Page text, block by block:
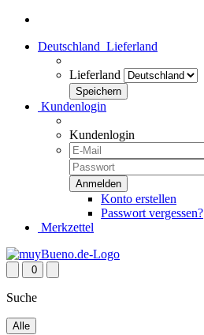
Deutschland Lieferland
Lieferland
Kundenlogin
Kundenlogin
Konto erstellen
Passwort vergessen?
Merkzettel
0
Suche
Alle